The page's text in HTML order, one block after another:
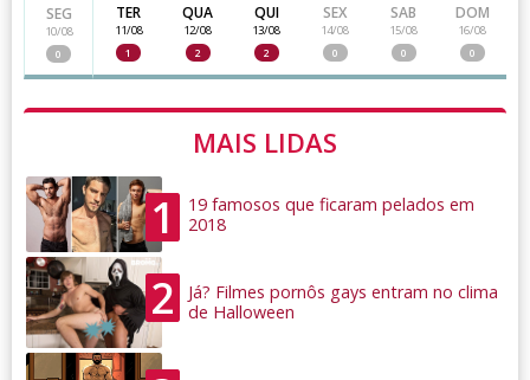
SEG
10/08
0
TER
11/08
1
QUA
12/08
2
QUI
13/08
2
SEX
14/08
0
SAB
15/08
0
DOM
16/08
0
MAIS LIDAS
1
19 famosos que ficaram pelados em
2018
2
Já? Filmes pornôs gays entram no clima
de Halloween